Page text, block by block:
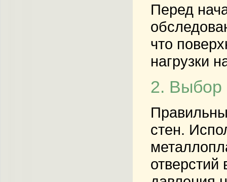
Перед
что
нагрузки
2. Выбор
стен.
отверстий